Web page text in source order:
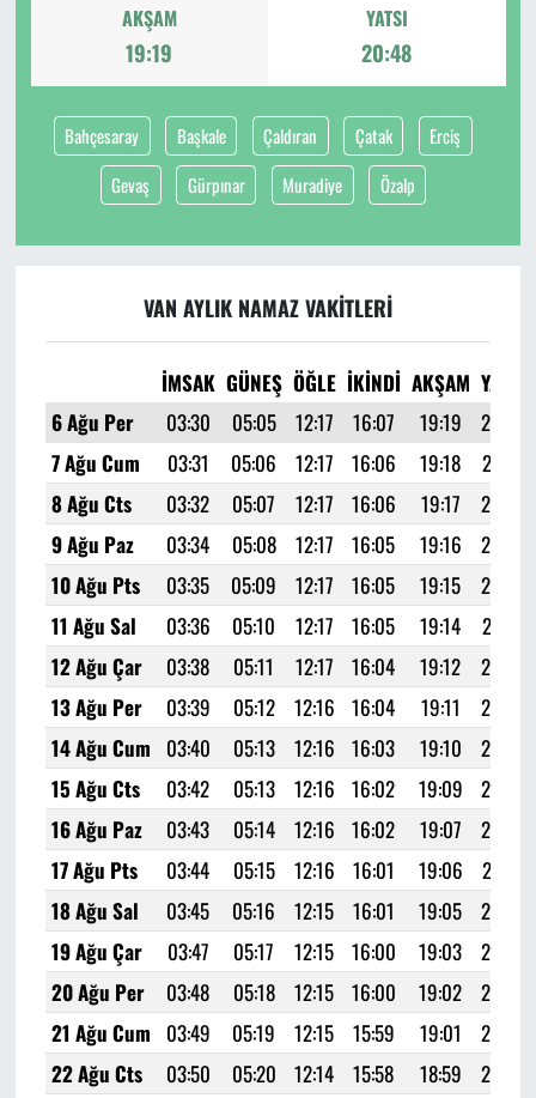
AKŞAM
19:19
YATSI
20:48
Bahçesaray Başkale Çaldıran Çatak
Erciş
Gevaş
Gürpınar Muradiye Özalp
VAN AYLIK NAMAZ VAKITLERI
İMSAK GÜNEŞ ÖĞLE İKINDI AKŞAM YATSI
6 Ağu Per
03:30 05:05 12:17 16:07 19:19
20:48
7 Ağu Cum
03:31 05:06 12:17 16:06 19:18
20:47
8 Ağu Cts
03:32 05:07 12:17 16:06 19:17
20:45
9 Ağu Paz
03:34 05:08 12:17 16:05 19:16
20:44
10 Ağu Pts
03:35 05:09 12:17 16:05 19:15
20:42
11 Ağu Sal
03:36 05:10 12:17 16:05 19:14
20:41
12 Ağu Çar
03:38 05:11 12:17 16:04 19:12
20:39
13 Ağu Per
03:39 05:12 12:16 16:04 19:11
20:38
14 Ağu Cum 03:40 05:13 12:16 16:03 19:10
20:36
15 Ağu Cts
03:42 05:13 12:16 16:02 19:09
20:34
16 Ağu Paz
03:43 05:14 12:16 16:02 19:07
20:33
17 Ağu Pts
03:44 05:15 12:16 16:01 19:06
20:31
18 Ağu Sal
03:45 05:16 12:15 16:01 19:05
20:29
19 Ağu Çar
03:47 05:17 12:15 16:00 19:03
20:28
20 Ağu Per
03:48 05:18 12:15 16:00 19:02
20:26
21 Ağu Cum 03:49 05:19 12:15 15:59 19:01
20:24
22 Ağu Cts
03:50 05:20 12:14 15:58 18:59
20:23